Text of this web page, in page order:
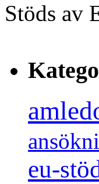
Stöds av
eu-